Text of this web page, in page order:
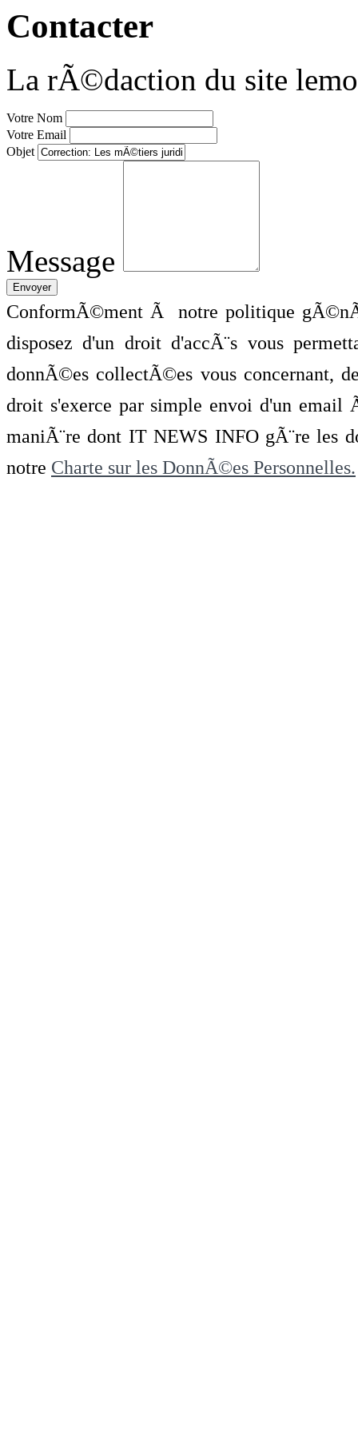
Contacter
La rÃ©daction du site
Votre Nom
Votre Email
Objet
Message
ConformÃ©ment Ã notre politique
disposez d'un droit d'accÃ¨s vous
donnÃ©es collectÃ©es vous concernant,
droit s'exerce par simple envoi d'un
maniÃ¨re dont IT NEWS INFO gÃ¨re les
notre Charte sur les DonnÃ©es Personnelles.